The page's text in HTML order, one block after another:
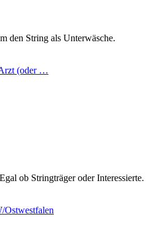
den String als Unterwäsche.
(oder …
ob Stringträger oder Interessierte.
Ostwestfalen